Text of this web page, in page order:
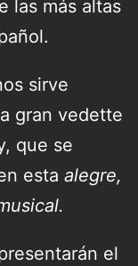
las más altas
sirve
gran vedette
que se
esta alegre,
el